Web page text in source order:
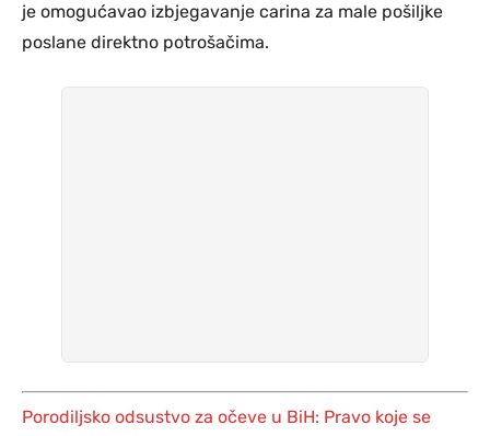
je omogućavao izbjegavanje carina za male pošiljke
poslane direktno potrošačima.
Porodiljsko odsustvo za očeve u BiH: Pravo koje se